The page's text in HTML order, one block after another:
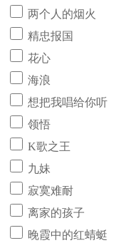
两个人的烟火
精忠报国
花心
海浪
想把我唱给你听
领悟
K歌之王
九妹
寂寞难耐
离家的孩子
晚霞中的红蜻蜓